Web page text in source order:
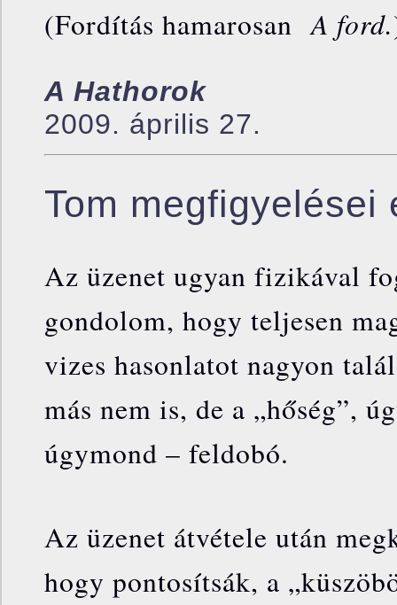
(Fordítás hamarosanA ford.
A Hathorok
2009. április 27.
Tom megfigyelései
Az üzenet ugyan fizikával
gondolom, hogy teljesen
vizes hasonlatot nagyon
más nem is, de a „hőség”,
úgymond – feldobó.
Az üzenet átvétele után
hogy pontosítsák, a